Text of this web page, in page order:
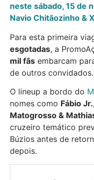
neste sábado, 15 de
Navio Chitãozinho &
Para esta primeira
esgotadas, a
mil fãs embarcam
de outros convidados.
O lineup a bordo do
nomes como Fábio
Matogrosso &
cruzeiro temático
Búzios antes de
depois.